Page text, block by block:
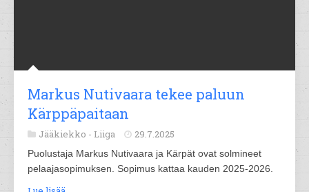
Markus Nutivaara tekee paluun
Kärppäpaitaan
Jääkiekko - Liiga 29.7.2025
Puolustaja Markus Nutivaara ja Kärpät ovat solmineet
pelaajasopimuksen. Sopimus kattaa kauden 2025-2026.